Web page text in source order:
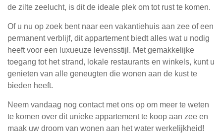
de zilte zeelucht, is dit de ideale plek om tot rust te komen.
Of u nu op zoek bent naar een vakantiehuis aan zee of een
permanent verblijf, dit appartement biedt alles wat u nodig
heeft voor een luxueuze levensstijl. Met gemakkelijke
toegang tot het strand, lokale restaurants en winkels, kunt u
genieten van alle geneugten die wonen aan de kust te
bieden heeft.
Neem vandaag nog contact met ons op om meer te weten
te komen over dit unieke appartement te koop aan zee en
maak uw droom van wonen aan het water werkelijkheid!